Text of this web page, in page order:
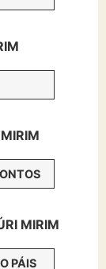
MIRIM
PÁIS